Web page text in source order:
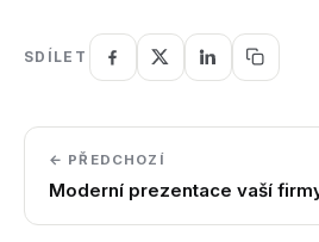
SDÍLET
← PŘEDCHOZÍ
Moderní prezentace vaší